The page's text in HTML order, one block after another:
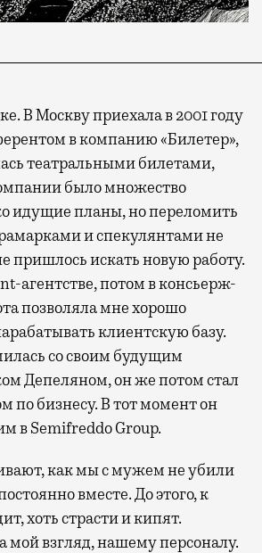
В Москву приехала в 2001 году
в компанию «Билетер»,
театральными билетами,
было множество
идущие планы, но переломить
и спекулянтами не
пришлось искать новую работу.
агентстве, потом в консьерж-
позволяла мне хорошо
клиентскую базу.
со своим будущим
Депеляном, он же потом стал
по бизнесу. В тот момент он
в Semifreddo Group.
как мы с мужем не убили
вместе. До этого, к
хоть страсти и кипят.
мой взгляд, нашему персоналу.